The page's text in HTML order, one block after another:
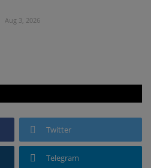
Aug 3, 2026
Twitter
Telegram